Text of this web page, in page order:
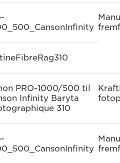
PRO-1000/500 til
Infinity Baryta
310